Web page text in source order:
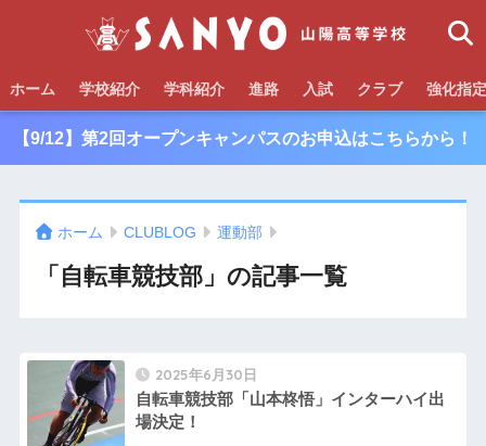
ホーム 学校紹介 学科紹介 進路 入試 クラブ 強化指
【9/12】第2回オープンキャンパスのお申込はこちらから！
ホーム CLUBLOG 運動部
「自転車競技部」の記事一覧
2025年6月30日
自転車競技部「山本柊悟」インターハイ出
場決定！